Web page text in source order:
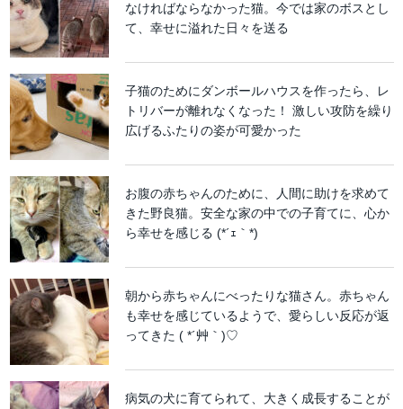
なければならなかった猫。今では家のボスとし
て、幸せに溢れた日々を送る
子猫のためにダンボールハウスを作ったら、レ
トリバーが離れなくなった！ 激しい攻防を繰り
広げるふたりの姿が可愛かった
お腹の赤ちゃんのために、人間に助けを求めて
きた野良猫。安全な家の中での子育てに、心か
ら幸せを感じる (*´ｪ｀*)
朝から赤ちゃんにべったりな猫さん。赤ちゃん
も幸せを感じているようで、愛らしい反応が返
ってきた ( *´艸｀)♡
病気の犬に育てられて、大きく成長することが